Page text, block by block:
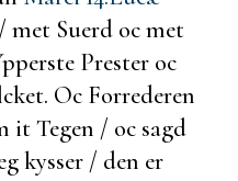
met Suerd oc met
Prester oc
Oc Forrederen
itTegen / oc sagd
kysser / den er